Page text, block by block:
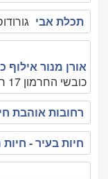
תכלת אבי גורודוסקי 8 רחובות
אורן מנור אילוף
כובשי החרמון 17 רחובות רחובות , 054-5461577
רחובות אוהבת
חיות בעיר -